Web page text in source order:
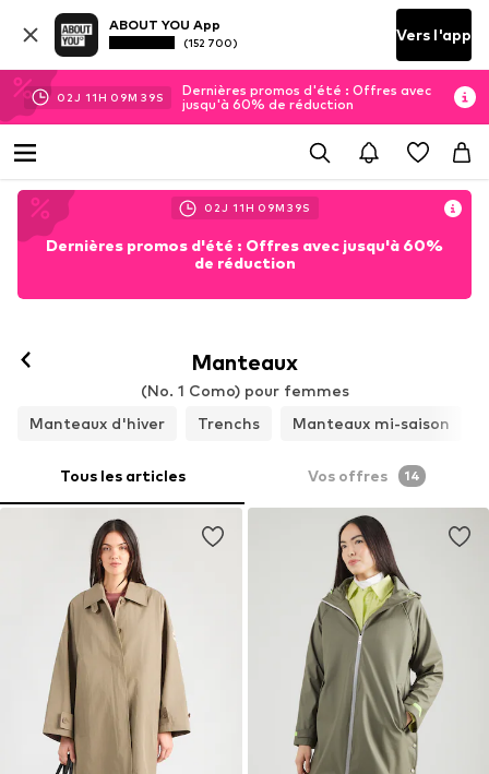
ABOUT YOU App
(152 700) Vers l'app
02J 11H 09M 37S
Dernières promos d'été : Offres avec
jusqu'à 60% de réduction
02J 11H 09M 37S
Dernières promos d'été : Offres avec jusqu'à 60%
de réduction
Manteaux
(No. 1 Como) pour femmes
Manteaux d'hiver
Trenchs Manteaux mi-saison
Tous les articles Vos offres 14